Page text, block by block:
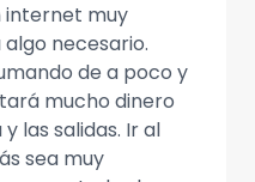
internet muy
necesario.
de a poco y
mucho dinero
las salidas. Ir al
sea muy